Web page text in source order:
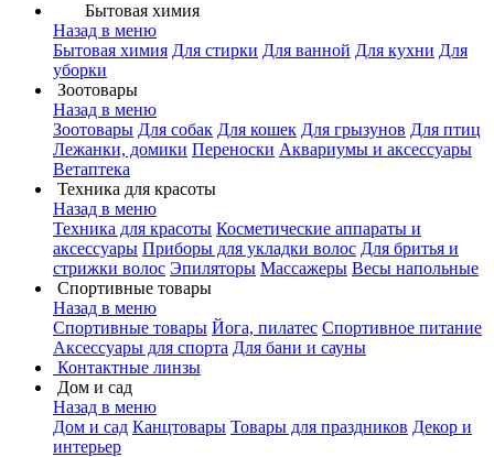
Бытовая химия
Назад в меню
Бытовая химия Для стирки Для ванной Для кухни Для
уборки
Зоотовары
Назад в меню
Зоотовары Для собак Для кошек Для грызунов Для птиц
Лежанки, домики Переноски Аквариумы и аксессуары
Ветаптека
Техника для красоты
Назад в меню
Техника для красоты Косметические аппараты и
аксессуары Приборы для укладки волос Для бритья и
стрижки волос Эпиляторы Массажеры Весы напольные
Спортивные товары
Назад в меню
Спортивные товары Йога, пилатес Спортивное питание
Аксессуары для спорта Для бани и сауны
Контактные линзы
Дом и сад
Назад в меню
Дом и сад Канцтовары Товары для праздников Декор и
интерьер